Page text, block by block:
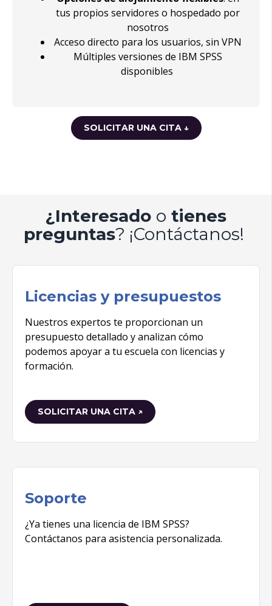
tus propios servidores o hospedado por
nosotros
Acceso directo para los usuarios, sin VPN
Múltiples versiones de IBM SPSS
disponibles
SOLICITAR UNA CITA ↓
¿Interesado o tienes
preguntas? ¡Contáctanos!
Licencias y presupuestos
Nuestros expertos te proporcionan un
presupuesto detallado y analizan cómo
podemos apoyar a tu escuela con licencias y
formación.
SOLICITAR UNA CITA ↗
Soporte
¿Ya tienes una licencia de IBM SPSS?
Contáctanos para asistencia personalizada.